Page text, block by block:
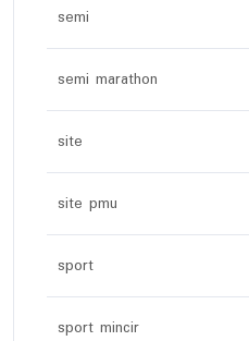
semi
semi marathon
site
site pmu
sport
sport mincir